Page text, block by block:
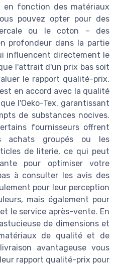
en fonction des matériaux
pouvez opter pour des
ou le coton – des
profondeur dans la partie
influencent directement le
l'attrait d'un prix bas soit
le rapport qualité-prix.
en accord avec la qualité
l'Oeko-Tex, garantissant
de substances nocives.
fournisseurs offrent
achats groupés ou les
de literie, ce qui peut
pour optimiser votre
à consulter les avis des
pour leur perception
mais également pour
le service après-vente. En
de dimensions et
de qualité et de
avantageuse vous
rapport qualité-prix pour